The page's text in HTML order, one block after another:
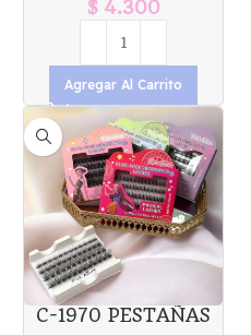
$4.300
Agregar Al Carrito
C-1970 PESTAÑAS